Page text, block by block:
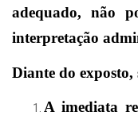
adequado, não
interpretação
Diante do exposto,
A imediata